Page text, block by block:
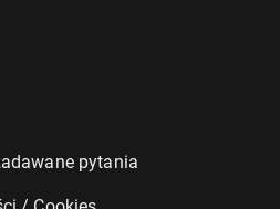
pytania